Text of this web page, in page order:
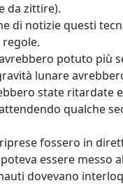
da zittire).
di notizie questi
potuto più
lunare
state ritardate
qualche
fossero in
essere messo
dovevano